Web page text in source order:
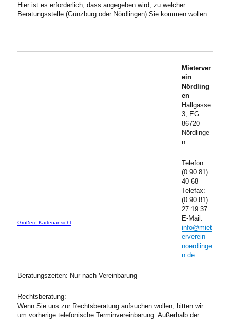
Hier ist es erforderlich, dass angegeben wird, zu welcher
Beratungsstelle (Günzburg oder Nördlingen) Sie kommen wollen.
Größere Kartenansicht
Mieterver
ein
Nördling
en
Hallgasse
3, EG
86720
Nördlinge
n
Telefon:
(0 90 81)
40 68
Telefax:
(0 90 81)
27 19 37
E-Mail:
info@miet
erverein-
noerdlinge
n.de
Beratungszeiten: Nur nach Vereinbarung
Rechtsberatung:
Wenn Sie uns zur Rechtsberatung aufsuchen wollen, bitten wir
um vorherige telefonische Terminvereinbarung. Außerhalb der